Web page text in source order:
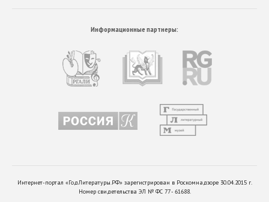
Информационные партнеры:
Интернет-портал «ГодЛитературы.РФ» зарегистрирован в Роскомнадзоре 30.04.2015 г.
Номер свидетельства ЭЛ № ФС 77 - 61688.